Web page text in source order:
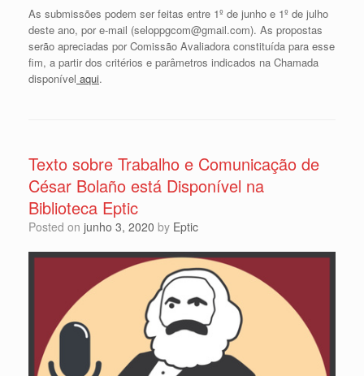
As submissões podem ser feitas entre 1º de junho e 1º de julho
deste ano, por e-mail (seloppgcom@gmail.com). As propostas
serão apreciadas por Comissão Avaliadora constituída para esse
fim, a partir dos critérios e parâmetros indicados na Chamada
disponível aqui.
Texto sobre Trabalho e Comunicação de
César Bolaño está Disponível na
Biblioteca Eptic
Posted on junho 3, 2020 by Eptic